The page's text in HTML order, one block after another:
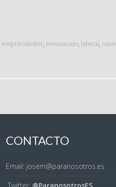
emprendedor, innovacion, lateral,
CONTACTO
Email: josem@paranosotros.es